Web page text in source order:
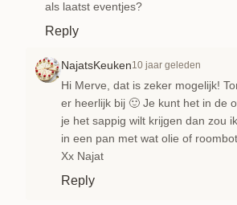
als laatst eventjes?
Reply
NajatsKeuken10 jaar geleden
Hi Merve, dat is zeker mogelijk!
er heerlijk bij 🙂 Je kunt het in de
je het sappig wilt krijgen dan zou
in een pan met wat olie of
Xx Najat
Reply